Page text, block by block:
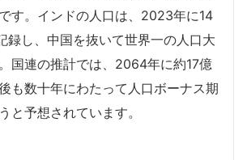
す。インドの人口は、2023年に14
録し、中国を抜いて世界一の人口大
国連の推計では、2064年に約17億
も数十年にわたって人口ボーナス期
と予想されています。